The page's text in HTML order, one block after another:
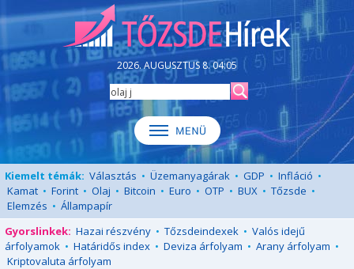
2026. AUGUSZTUS 8. 04:05
Kiemelt témák: Választás • Üzemanyagárak • GDP • Infláció •
Kamat • Forint • Olaj • Bitcoin • Euro • OTP • BUX • Tőzsde •
Elemzés • Állampapír
Gyorslinkek: Hazai részvény • Tőzsdeindexek • Valós idejű
árfolyamok • Határidős index • Deviza árfolyam • Arany árfolyam •
Kriptovaluta árfolyam